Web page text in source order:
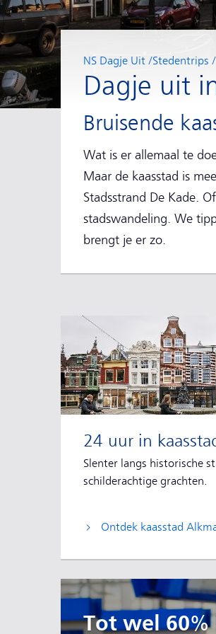
NS Dagje Uit Stedentrips
Dagje uit
Bruisende
Wat is er allemaal te
Maar de kaasstad is
Stadsstrand De Kade.
stadswandeling. We
brengt je er zo.
24 uur in
Slenter langs historische
schilderachtige grachten.
Ontdek kaasstad
Tot wel 60%